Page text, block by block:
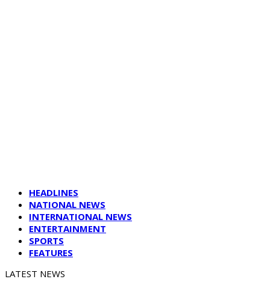
HEADLINES
NATIONAL NEWS
INTERNATIONAL NEWS
ENTERTAINMENT
SPORTS
FEATURES
LATEST NEWS